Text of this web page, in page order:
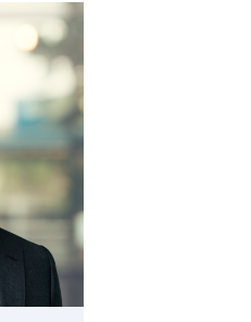
navigatie
over
(Neem
contact
met
ons
op)